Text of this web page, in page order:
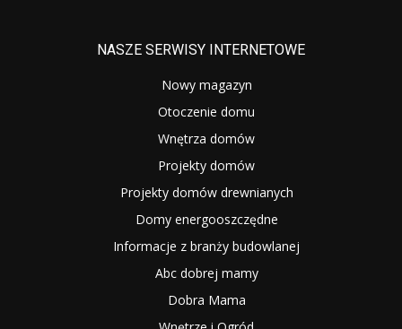
NASZE SERWISY INTERNETOWE
Nowy magazyn
Otoczenie domu
Wnętrza domów
Projekty domów
Projekty domów drewnianych
Domy energooszczędne
Informacje z branży budowlanej
Abc dobrej mamy
Dobra Mama